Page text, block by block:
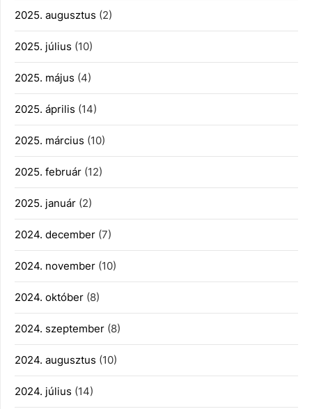
2025. augusztus (2)
2025. július (10)
2025. május (4)
2025. április (14)
2025. március (10)
2025. február (12)
2025. január (2)
2024. december (7)
2024. november (10)
2024. október (8)
2024. szeptember (8)
2024. augusztus (10)
2024. július (14)